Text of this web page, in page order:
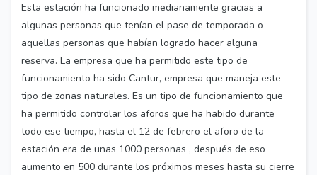
Esta estación ha funcionado medianamente gracias a
algunas personas que tenían el pase de temporada o
aquellas personas que habían logrado hacer alguna
reserva. La empresa que ha permitido este tipo de
funcionamiento ha sido Cantur, empresa que maneja este
tipo de zonas naturales. Es un tipo de funcionamiento que
ha permitido controlar los aforos que ha habido durante
todo ese tiempo, hasta el 12 de febrero el aforo de la
estación era de unas 1000 personas , después de eso
aumento en 500 durante los próximos meses hasta su cierre